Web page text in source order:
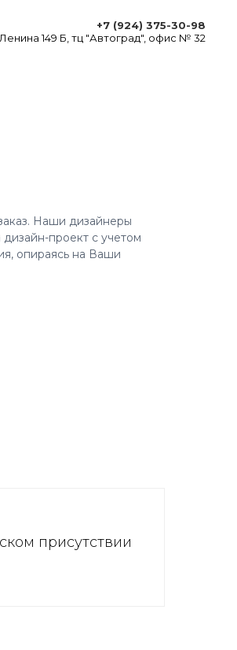
+7 (924) 375-30-98
Ленина 149 Б, тц "Автоград", офис № 32
Наши дизайнеры
проект с учетом
опираясь на Ваши
присутствии